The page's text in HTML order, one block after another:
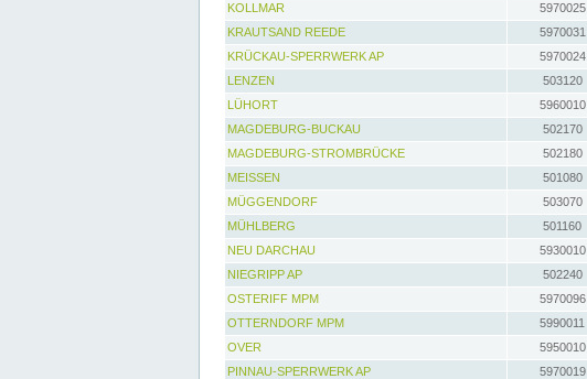
KOLLMAR
5970025
KRAUTSAND REEDE
5970031
KRÜCKAU-SPERRWERK AP
5970024
LENZEN
503120
LÜHORT
5960010
MAGDEBURG-BUCKAU
502170
MAGDEBURG-STROMBRÜCKE
502180
MEISSEN
501080
MÜGGENDORF
503070
MÜHLBERG
501160
NEU DARCHAU
5930010
NIEGRIPP AP
502240
OSTERIFF MPM
5970096
OTTERNDORF MPM
5990011
OVER
5950010
PINNAU-SPERRWERK AP
5970019